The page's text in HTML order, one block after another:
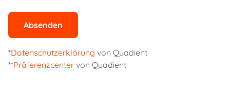
Absenden
*Datenschutzerklärung von Quadient
**Präferenzcenter von Quadient